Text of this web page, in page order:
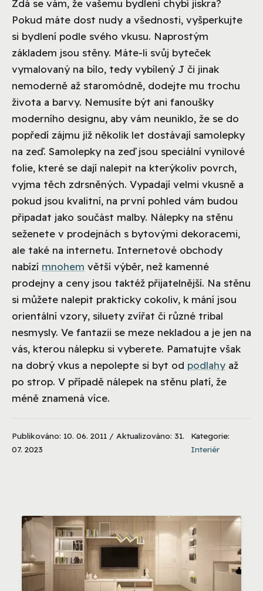
Zdá se vám, že vašemu bydlení chybí jiskra?
Pokud máte dost nudy a všednosti, vyšperkujte
si bydlení podle svého vkusu. Naprostým
základem jsou stěny. Máte-li svůj byteček
vymalovaný na bílo, tedy vybílený J či jinak
nemoderně až staromódně, dodejte mu trochu
života a barvy. Nemusíte být ani fanoušky
moderního designu, aby vám neuniklo, že se do
popředí zájmu již několik let dostávají samolepky
na zeď. Samolepky na zeď jsou speciální vynilové
folie, které se dají nalepit na kterýkoliv povrch,
vyjma těch zdrsněných. Vypadají velmi vkusně a
pokud jsou kvalitní, na první pohled vám budou
připadat jako součást malby. Nálepky na stěnu
seženete v prodejnách s bytovými dekoracemi,
ale také na internetu. Internetové obchody
nabízí mnohem větší výběr, než kamenné
prodejny a ceny jsou taktéž přijatelnější. Na stěnu
si můžete nalepit prakticky cokoliv, k mání jsou
orientální vzory, siluety zvířat či různé tribal
nesmysly. Ve fantazii se meze nekladou a je jen na
vás, kterou nálepku si vyberete. Pamatujte však
na dobrý vkus a nepolepte si byt od podlahy až
po strop. V případě nálepek na stěnu platí, že
méně znamená více.
Publikováno: 10. 06. 2011 / Aktualizováno: 31.
07. 2023
Kategorie:
Interiér